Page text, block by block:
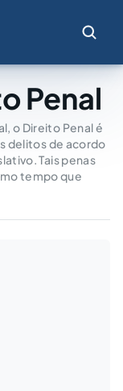
Penal
o Direito Penal é
delitos de acordo
Tais penas
tempo que